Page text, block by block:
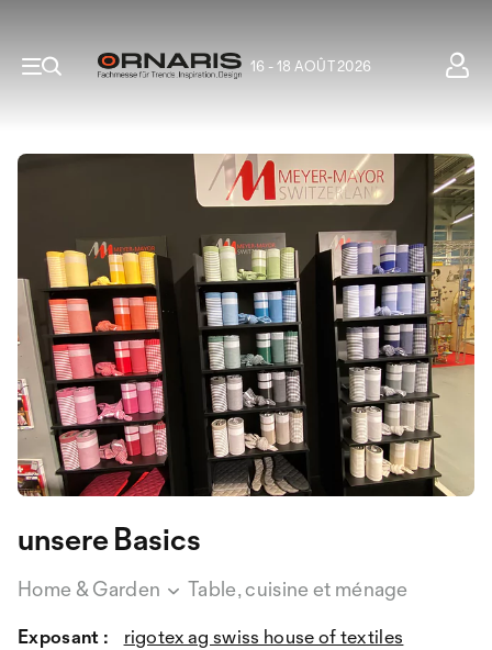
16 - 18 AOÛT 2026
unsere Basics
Home & Garden Table, cuisine et ménage
Exposant :
rigotex ag swiss house of textiles